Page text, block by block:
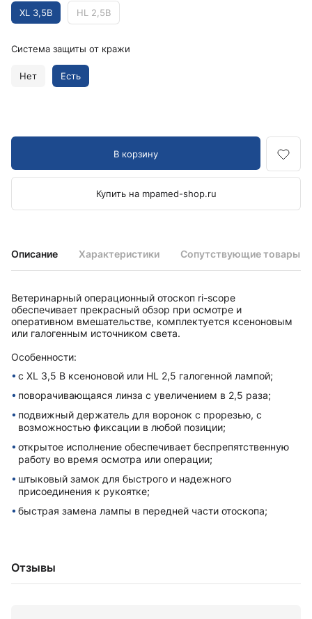
Описание Характеристики Сопутствующие товары
Ветеринарный операционный отоскоп ri-scope
обеспечивает прекрасный обзор при осмотре и
оперативном вмешательстве, комплектуется ксеноновым
или галогенным источником света.
Особенности:
с XL 3,5 В ксеноновой или HL 2,5 галогенной лампой;
поворачивающаяся линза с увеличением в 2,5 раза;
подвижный держатель для воронок с прорезью, с
возможностью фиксации в любой позиции;
открытое исполнение обеспечивает беспрепятственную
работу во время осмотра или операции;
штыковый замок для быстрого и надежного
присоединения к рукоятке;
быстрая замена лампы в передней части отоскопа;
Отзывы
XL 3,5В HL 2,5В
Система защиты от кражи
Нет Есть
В корзину
Купить на mpamed-shop.ru